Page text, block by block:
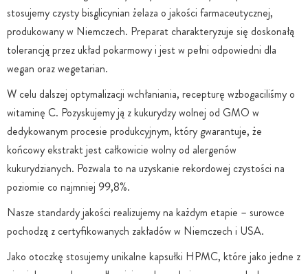
stosujemy czysty bisglicynian żelaza o jakości farmaceutycznej,
produkowany w Niemczech. Preparat charakteryzuje się doskonałą
tolerancją przez układ pokarmowy i jest w pełni odpowiedni dla
wegan oraz wegetarian.
W celu dalszej optymalizacji wchłaniania, recepturę wzbogaciliśmy o
witaminę C. Pozyskujemy ją z kukurydzy wolnej od GMO w
dedykowanym procesie produkcyjnym, który gwarantuje, że
końcowy ekstrakt jest całkowicie wolny od alergenów
kukurydzianych. Pozwala to na uzyskanie rekordowej czystości na
poziomie co najmniej 99,8%.
Nasze standardy jakości realizujemy na każdym etapie – surowce
pochodzą z certyfikowanych zakładów w Niemczech i USA.
Jako otoczkę stosujemy unikalne kapsułki HPMC, które jako jedne z